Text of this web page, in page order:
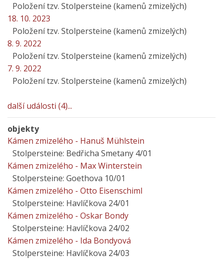
Položení tzv. Stolpersteine (kamenů zmizelých)
18. 10. 2023
Položení tzv. Stolpersteine (kamenů zmizelých)
8. 9. 2022
Položení tzv. Stolpersteine (kamenů zmizelých)
7. 9. 2022
Položení tzv. Stolpersteine (kamenů zmizelých)
další události (4)...
objekty
Kámen zmizelého - Hanuš Mühlstein
Stolpersteine: Bedřicha Smetany 4/01
Kámen zmizelého - Max Winterstein
Stolpersteine: Goethova 10/01
Kámen zmizelého - Otto Eisenschiml
Stolpersteine: Havlíčkova 24/01
Kámen zmizelého - Oskar Bondy
Stolpersteine: Havlíčkova 24/02
Kámen zmizelého - Ida Bondyová
Stolpersteine: Havlíčkova 24/03